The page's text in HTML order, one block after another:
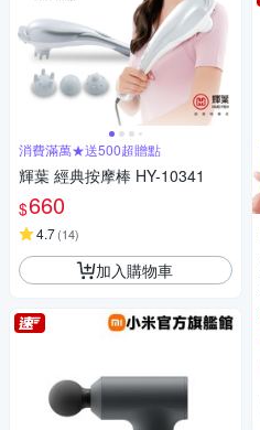
消費滿萬★送500超贈點
輝葉 經典按摩棒 HY-10341
$660
4.7(14)
加入購物車